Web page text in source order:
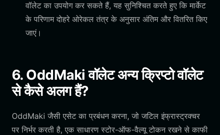
वॉलेट का उपयोग कर सकते हैं, यह सुनिश्चित करते हुए कि मार्केट
के परिणाम दोहरे ओरेकल तंत्र के अनुसार अंतिम और वितरित किए
जाएं।
6. OddMaki वॉलेट अन्य क्रिप्टो वॉलेट
से कैसे अलग हैं?
OddMaki जैसी एसेट का प्रबंधन करना, जो जटिल इंफ्रास्ट्रक्चर
पर निर्भर करती है, एक साधारण स्टोर-ऑफ-वैल्यू टोकन रखने से काफी